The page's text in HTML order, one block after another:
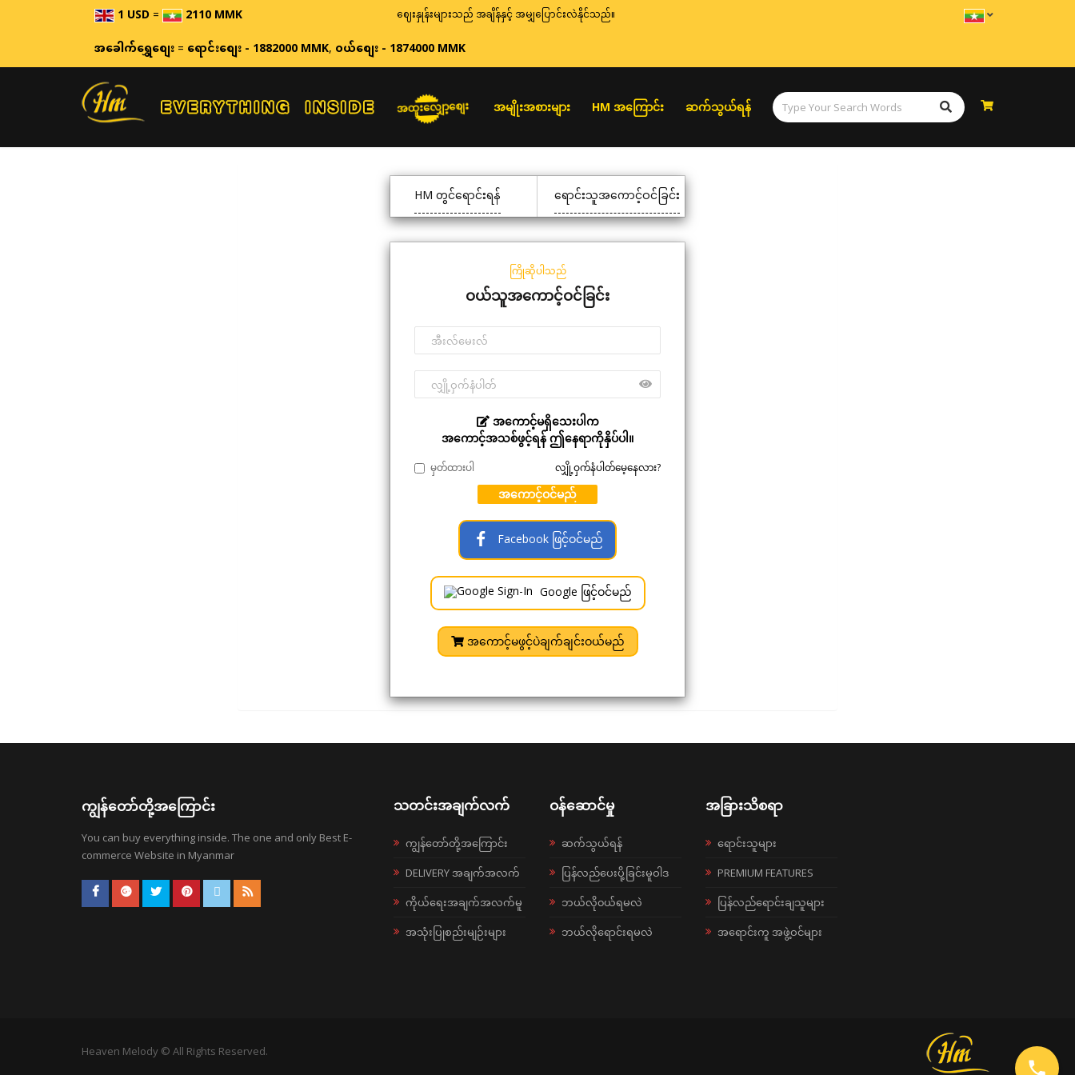
1 USD= 2110 MMK ဈေးနှုန်းများသည် အချိန်နှင့် အမျှပြောင်းလဲနိုင်သည်။
အခေါက်ရွှေစျေး=ရောင်းစျေး - 1882000 MMK,ဝယ်စျေး - 1874000 MMK
အထူးလျှော့စျေး အမျိုးအစားများ HM အကြောင်း ဆက်သွယ်ရန်
HM တွင်ရောင်းရန် ရောင်းသူအကောင့်ဝင်ခြင်း
ကြိုဆိုပါသည်
ဝယ်သူအကောင့်ဝင်ခြင်း
အကောင့်မရှိသေးပါက
အကောင့်အသစ်ဖွင့်ရန် ဤနေရာကိုနှိပ်ပါ။
မှတ်ထားပါ လျှို့ဝှက်နံပါတ်မေ့နေလား?
အကောင့်ဝင်မည်
Facebook ဖြင့်ဝင်မည်
Google ဖြင့်ဝင်မည်
အကောင့်မဖွင့်ပဲချက်ချင်းဝယ်မည်
ကျွန်တော်တို့အကြောင်း
You can buy everything inside. The one and only Best E-
commerce Website in Myanmar
သတင်းအချက်လက်
ကျွန်တော်တို့အကြောင်း
DELIVERY အချက်အလက်
ကိုယ်ရေးအချက်အလက်မူ
အသုံးပြုစည်းမျဉ်းများ
ဝန်ဆောင်မှု
ဆက်သွယ်ရန်
ပြန်လည်ပေးပို့ခြင်းမူဝါဒ
ဘယ်လို၀ယ်ရမလဲ
ဘယ်လိုရောင်းရမလဲ
အခြားသိစရာ
ရောင်းသူများ
PREMIUM FEATURES
ပြန်လည်ရောင်းချသူများ
အရောင်းကူ အဖွဲ့ဝင်များ
Heaven Melody © All Rights Reserved.